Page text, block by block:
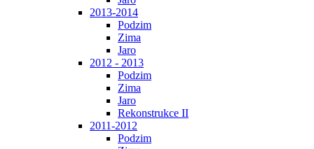
2013-2014
Podzim
Zima
Jaro
2012 - 2013
Podzim
Zima
Jaro
Rekonstrukce II
2011-2012
Podzim